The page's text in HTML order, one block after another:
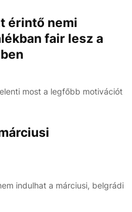
érintő nemi
fair lesz a
most a legfőbb motivációt
indulhat a márciusi, belgrádi